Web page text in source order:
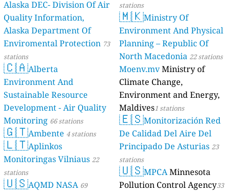
Alaska DEC- Division Of Air
Quality Information,
Alaska Department Of
Enviromental Protection 73
stations
🇨🇦Alberta
Environment And
Sustainable Resource
Development - Air Quality
Monitoring 66 stations
🇬🇹Ambente 4 stations
🇱🇹Aplinkos
Monitoringas Vilniaus 22
stations
🇺🇸AQMD NASA 69
stations
🇲🇰Ministry Of
Environment And Physical
Planning – Republic Of
North Macedonia 22 stations
Moenv.mvMinistry of
Climate Change,
Environment and Energy,
Maldives1 stations
🇪🇸Monitorización Red
De Calidad Del Aire Del
Principado De Asturias 23
stations
🇺🇸MPCAMinnesota
Pollution Control Agency33